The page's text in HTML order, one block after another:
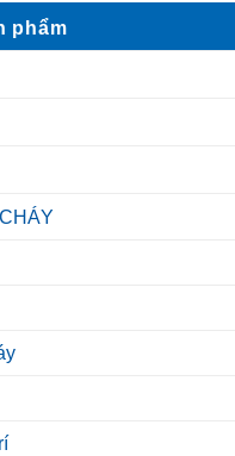
phẩm